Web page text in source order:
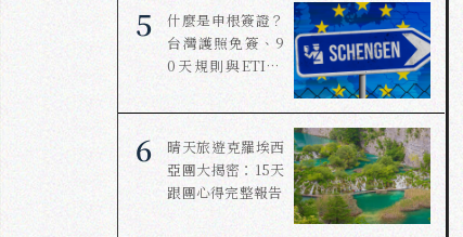
5
什麼是申根簽證？
台灣護照免簽、9
0天規則與ETIAS
6
晴天旅遊克羅埃西
亞團大揭密：15天
跟團心得完整報告